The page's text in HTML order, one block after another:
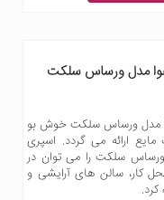
مدل ورساس سلکت
مدل ورساس سلکت خوش بو
ارائه می گردد. اسپری
سلکت را می توان در
کار، سالن های آرایشی و